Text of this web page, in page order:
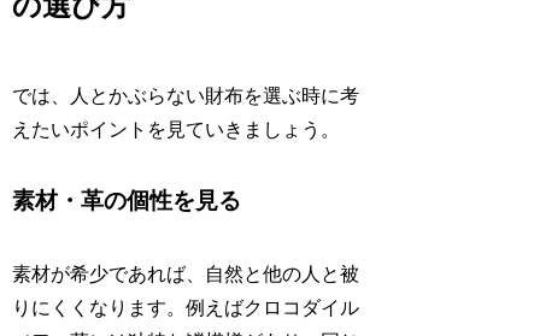
では、人とかぶらない財布を選ぶ時に考
えたいポイントを見ていきましょう。
素材・革の個性を見る
素材が希少であれば、自然と他の人と被
りにくくなります。例えばクロコダイル